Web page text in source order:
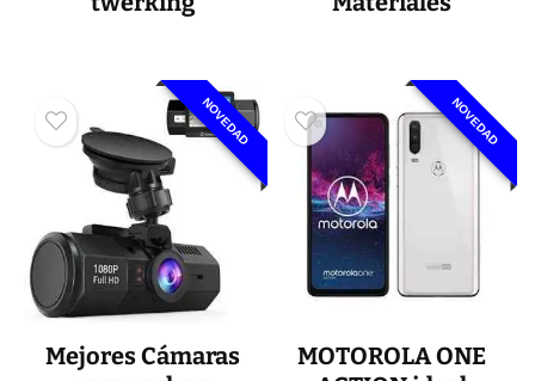
NOVEDAD
Mejores Cámaras
NOVEDAD
MOTOROLA ONE